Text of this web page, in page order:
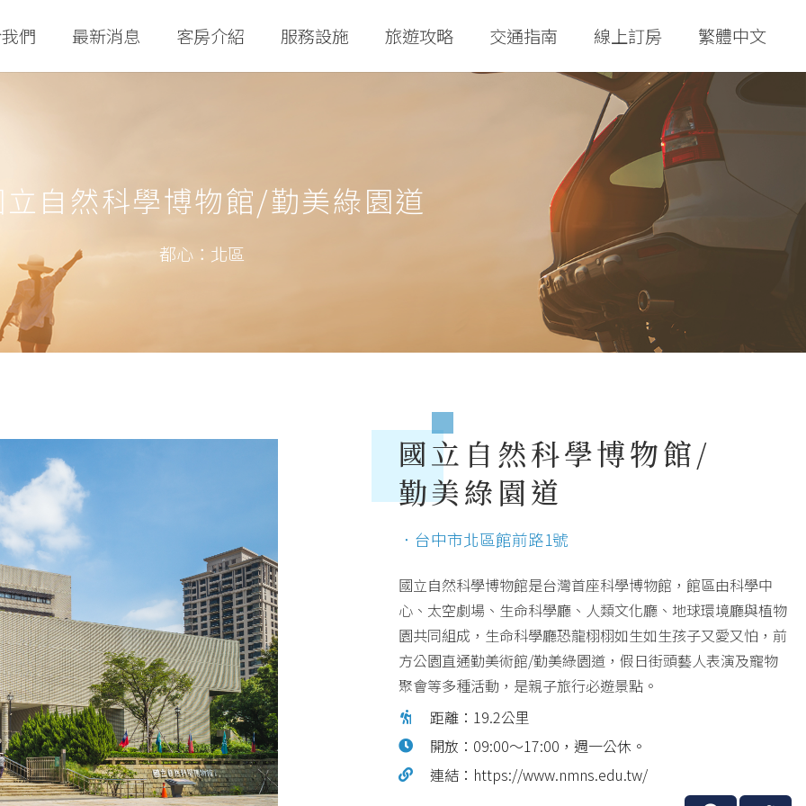
們 最新消息 客房介紹 服務設施 旅遊攻略 交通指南 線上訂房 繁體中文
自然科學博物館/勤美綠園道
都心：北區
國立自然科學博物館/
勤美綠園道
．台中市北區館前路1號
國立自然科學博物館是台灣首座科學博物館，館區由科學中
心、太空劇場、生命科學廳、人類文化廳、地球環境廳與植物
園共同組成，生命科學廳恐龍栩栩如生如生孩子又愛又怕，前
方公園直通勤美術館/勤美綠園道，假日街頭藝人表演及寵物
聚會等多種活動，是親子旅行必遊景點。
距離：19.2公里
開放：09:00～17:00，週一公休。
連結：https://www.nmns.edu.tw/